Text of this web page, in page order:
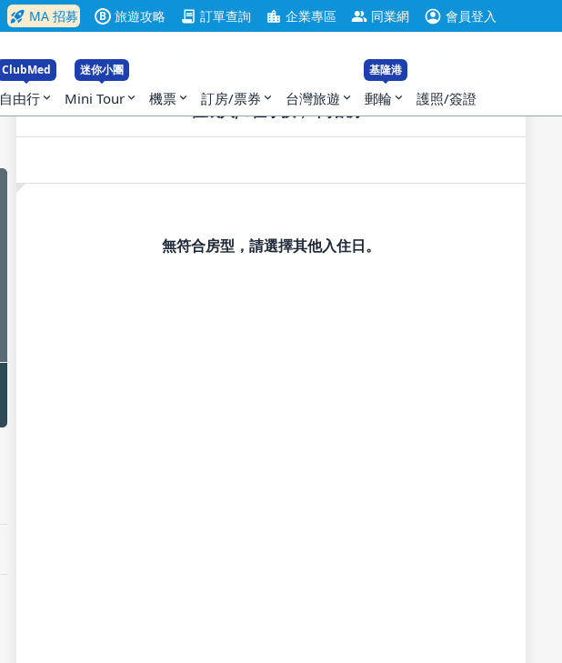
rocket_launch MA 招募 B 旅遊攻略 contract 訂單查詢 location_city 企業專區 group 同業網 account_circle 會員登入
ClubMed
自由行 expand_more
迷你小團
Mini Tour expand_more 機票 expand_more 訂房/票券 expand_more 台灣旅遊 expand_more
基隆港
郵輪 expand_more 護照/簽證
2位成人, 0位小孩，1間客房
無符合房型，請選擇其他入住日。